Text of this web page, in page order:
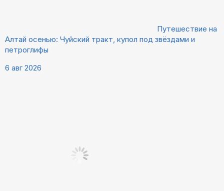
Путешествие на
Алтай осенью: Чуйский тракт, купол под звёздами и
петроглифы
6 авг 2026